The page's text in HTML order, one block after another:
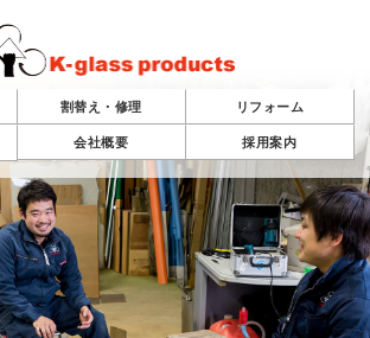
割替え・修理 リフォーム
会社概要 採用案内